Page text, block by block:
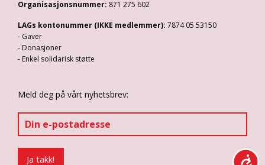
Organisasjonsnummer: 871 275 602
LAGs kontonummer (IKKE medlemmer): 7874 05 53150
- Gaver
- Donasjoner
- Enkel solidarisk støtte
Meld deg på vårt nyhetsbrev: